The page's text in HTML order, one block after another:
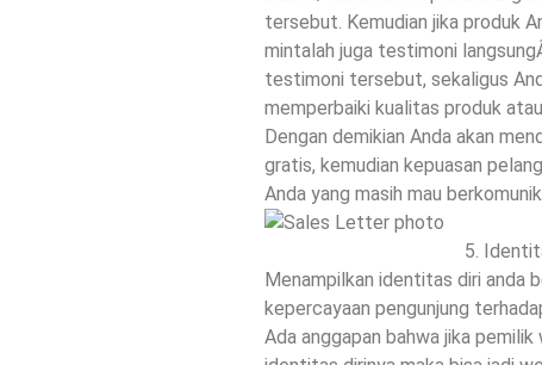
tersebut. Kemudian jika produk
mintalah juga testimoni
testimoni tersebut, sekaligus
memperbaiki kualitas produk
Dengan demikian Anda akan
gratis, kemudian kepuasan
Anda yang masih mau
Menampilkan identitas diri anda
kepercayaan pengunjung
Ada anggapan bahwa jika